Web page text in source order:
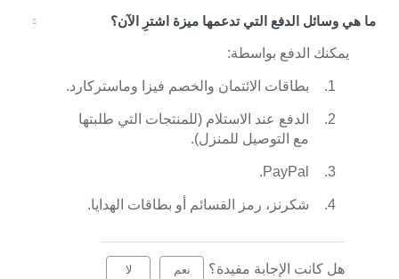
ما هي وسائل الدفع التي تدعمها ميزة اشترِ الآن؟
يمكنك الدفع بواسطة:
بطاقات الائتمان والخصم فيزا وماستركارد.
الدفع عند الاستلام (للمنتجات التي طلبتها
مع التوصيل للمنزل).
PayPal.
شكرنز، رمز القسائم أو بطاقات الهدايا.
هل كانت الإجابة مفيدة؟ نعم لا